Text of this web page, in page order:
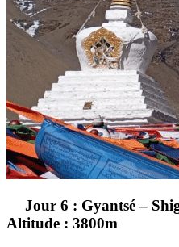
Jour 6 : Gyantsé –
Altitude : 3800m